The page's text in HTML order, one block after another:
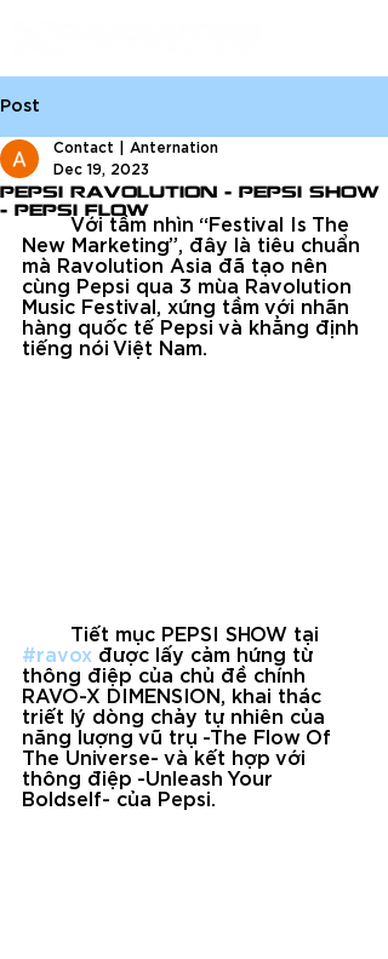
Post
PEPSI RAVOLUTION - PEPSI SHOW
- PEPSI FLOW
Contact | Anternation
Dec 19, 2023
Với tầm nhìn “Festival Is The
New Marketing”, đây là tiêu chuẩn
mà Ravolution Asia đã tạo nên
cùng Pepsi qua 3 mùa Ravolution
Music Festival, xứng tầm với nhãn
hàng quốc tế Pepsi và khẳng định
tiếng nói Việt Nam.
	Tiết mục PEPSI SHOW tại
#ravox được lấy cảm hứng từ
thông điệp của chủ đề chính
RAVO-X DIMENSION, khai thác
triết lý dòng chảy tự nhiên của
năng lượng vũ trụ -The Flow Of
The Universe- và kết hợp với
thông điệp -Unleash Your
Boldself- của Pepsi.